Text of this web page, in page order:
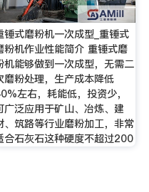
锤式磨粉机一次成型_重锤式
粉机作业性能简介 重锤式磨
机能够做到一次成型，无需二
磨粉处理，生产成本降低
左右，耗能低，投资少，
广泛应用于矿山、冶炼、建
、筑路等行业磨粉加工，非常
合石灰石这种硬度不超过200